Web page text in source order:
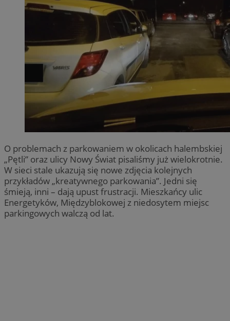
O problemach z parkowaniem w okolicach halembskiej
„Pętli” oraz ulicy Nowy Świat pisaliśmy już wielokrotnie.
W sieci stale ukazują się nowe zdjęcia kolejnych
przykładów „kreatywnego parkowania”. Jedni się
śmieją, inni – dają upust frustracji. Mieszkańcy ulic
Energetyków, Międzyblokowej z niedosytem miejsc
parkingowych walczą od lat.